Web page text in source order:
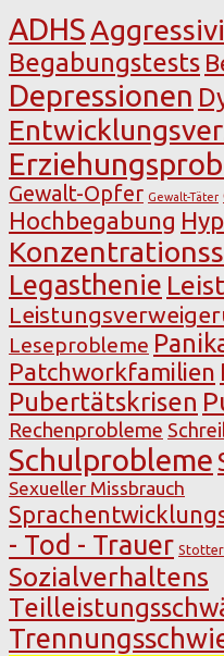
ADHS
Begabungstests
Depressionen
Gewalt-Opfer Gewalt-Täter
Hochbegabung
Legasthenie
Leseprobleme
Patchworkfamilien
Pubertätskrisen
Rechenprobleme
Schulprobleme
Sexueller Missbrauch
- Tod - Trauer
Sozialverhaltens